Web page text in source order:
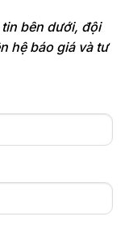
bên dưới, đội
hệ báo giá và tư